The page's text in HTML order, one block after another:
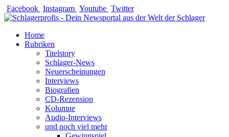
Zum
Inhalt
Facebook Instagram Youtube Twitter
Home
Rubriken
Titelstory
Schlager-News
Neuerscheinungen
Interviews
Biografien
CD-Rezension
Kolumne
Audio-Interviews
und noch viel mehr